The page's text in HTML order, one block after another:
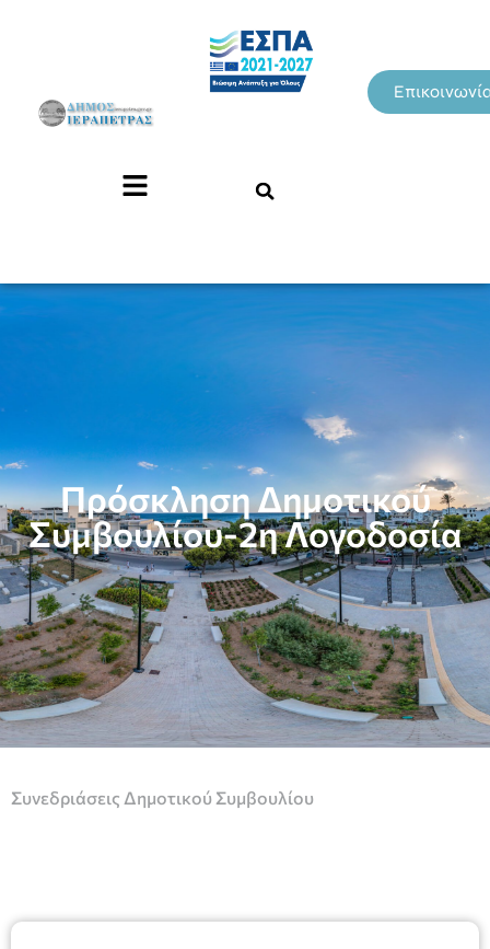
Πρόσκληση Δημοτικού
Συμβουλίου-2η Λογοδοσία
Συνεδριάσεις Δημοτικού Συμβουλίου